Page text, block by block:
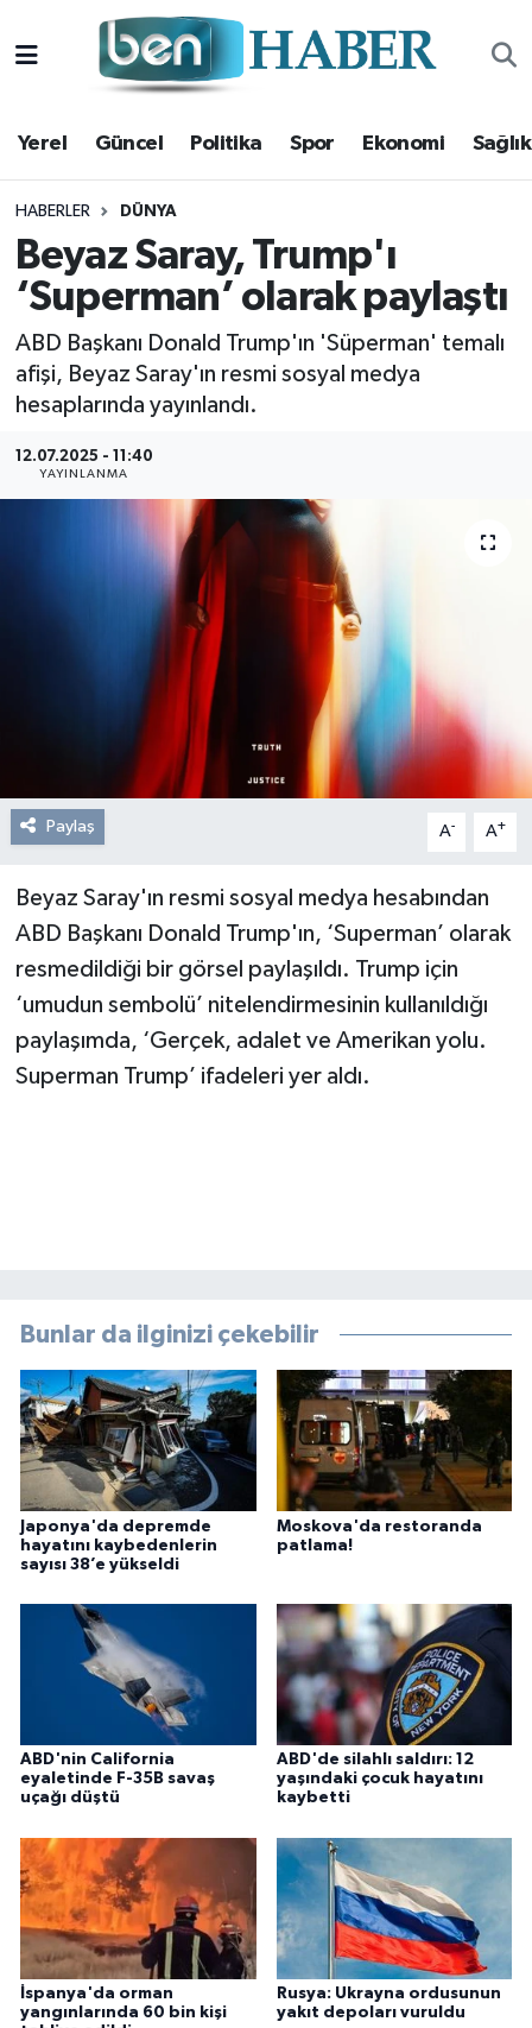
Yerel Güncel Politika Spor Ekonomi Sağlık
HABERLER DÜNYA
Beyaz Saray, Trump'ı
‘Superman’ olarak paylaştı
ABD Başkanı Donald Trump'ın 'Süperman' temalı
afişi, Beyaz Saray'ın resmi sosyal medya
hesaplarında yayınlandı.
12.07.2025 - 11:40
YAYINLANMA
Paylaş A- A+
Beyaz Saray'ın resmi sosyal medya hesabından
ABD Başkanı Donald Trump'ın, ‘Superman’ olarak
resmedildiği bir görsel paylaşıldı. Trump için
‘umudun sembolü’ nitelendirmesinin kullanıldığı
paylaşımda, ‘Gerçek, adalet ve Amerikan yolu.
Superman Trump’ ifadeleri yer aldı.
Bunlar da ilginizi çekebilir
Japonya'da depremde
hayatını kaybedenlerin
sayısı 38’e yükseldi
Moskova'da restoranda
patlama!
ABD'nin California
eyaletinde F-35B savaş
uçağı düştü
ABD'de silahlı saldırı: 12
yaşındaki çocuk hayatını
kaybetti
İspanya'da orman
yangınlarında 60 bin kişi
Rusya: Ukrayna ordusunun
yakıt depoları vuruldu
Yerel
Güncel
Politika
Spor
Ekonomi
Sağlık
Magazin
Kültür Sanat
Resmi Reklam
Röportajlar
Hava Durumu
Trafik Durumu
Süper Lig Puan Durumu ve Fikstür
Tüm Manşetler
Son Dakika Haberleri
Haber Arşivi